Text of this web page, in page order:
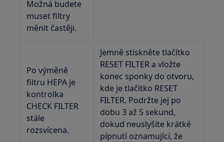
Možná budete
muset filtry
měnit častěji.
Po výměně
filtru HEPA je
kontrolka
CHECK FILTER
stále
rozsvícena.
Jemně stiskněte tlačítko
RESET FILTER a vložte
konec sponky do otvoru,
kde je tlačítko RESET
FILTER. Podržte jej po
dobu 3 až 5 sekund,
dokud neuslyšíte krátké
pípnutí oznamující, že